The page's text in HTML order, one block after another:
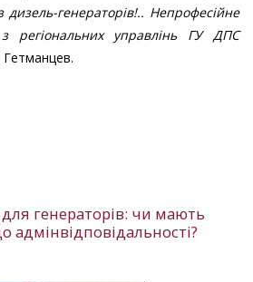
дизель-генераторів!.. Непрофесійне
регіональних управлінь ГУ ДПС
Гетманцев.
генераторів: чи мають
адмінвідповідальності?